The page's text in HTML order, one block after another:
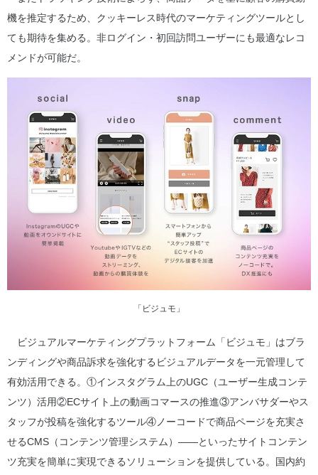
機を推定するため、クッキーレス時代のマーケティングツールとし
ても期待を集める。非ログイン・初回訪問ユーザーにも最適なレコ
メンドが可能だ。
「ビジュモ」
ビジュアルマーケティングプラットフォーム「ビジュモ」はブラ
ンディングや商品訴求を強化するビジュアルデータを一元管理して
有効活用できる。①インスタグラム上のUGC（ユーザー生成コンテ
ンツ）活用②ECサイト上の動画コマースの推進③アンバサダーやス
タッフが投稿を強化するツール④ノーコードで商品ページを充実さ
せるCMS（コンテンツ管理システム）――といったサイトコンテン
ツ充実を簡単に実現できるソリューションを提供している。国内約